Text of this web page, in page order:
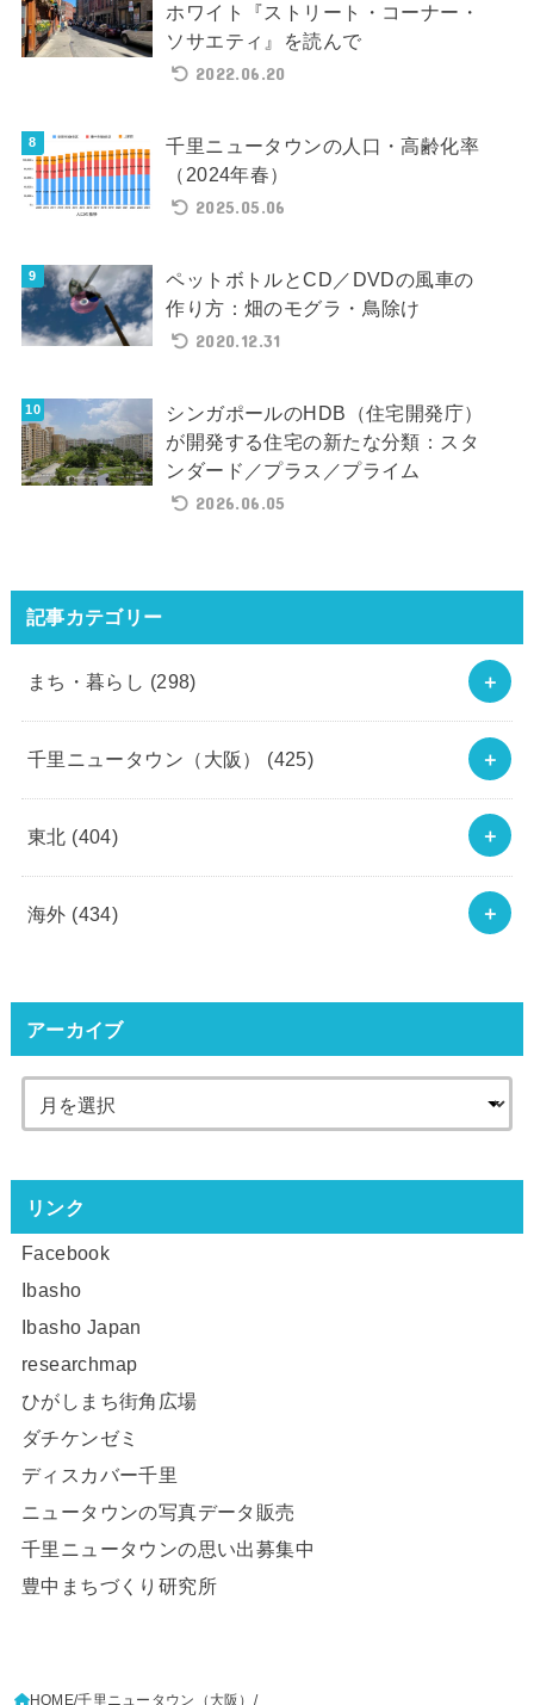
ホワイト『ストリート・コーナー・
ソサエティ』を読んで
2022.06.20
千里ニュータウンの人口・高齢化率
（2024年春）
2025.05.06
ペットボトルとCD／DVDの風車の
作り方：畑のモグラ・鳥除け
2020.12.31
シンガポールのHDB（住宅開発庁）
が開発する住宅の新たな分類：スタ
ンダード／プラス／プライム
2026.06.05
記事カテゴリー
まち・暮らし (298)
千里ニュータウン（大阪） (425)
東北 (404)
海外 (434)
アーカイブ
リンク
Facebook
Ibasho
Ibasho Japan
researchmap
ひがしまち街角広場
ダチケンゼミ
ディスカバー千里
ニュータウンの写真データ販売
千里ニュータウンの思い出募集中
豊中まちづくり研究所
HOME 千里ニュータウン（大阪）